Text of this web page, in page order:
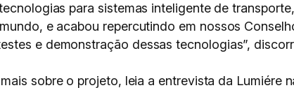
para sistemas inteligente de
e acabou repercutindo em nossos
e demonstração dessas tecnologias”,
sobre o projeto, leia a entrevista da Lumiére